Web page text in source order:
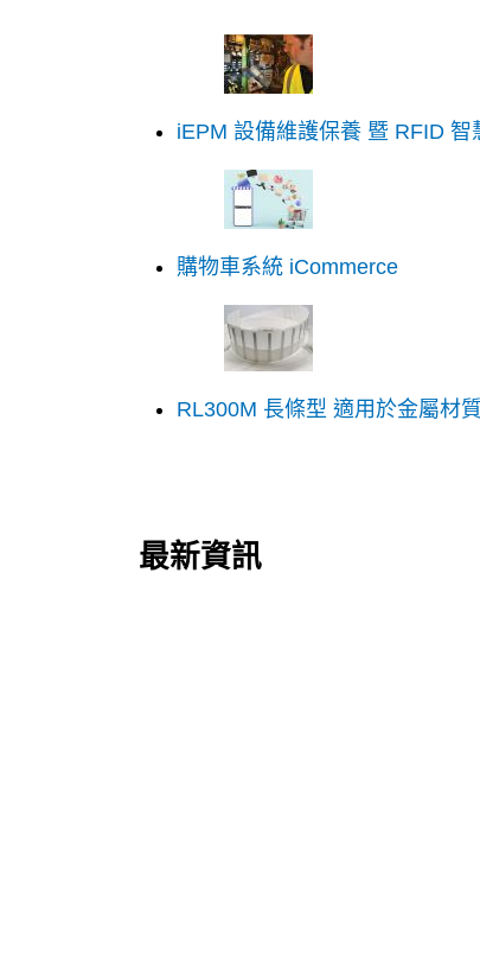
iEPM 設備維護保養 暨 RFID 智
購物車系統 iCommerce
RL300M 長條型 適用於金屬材
最新資訊